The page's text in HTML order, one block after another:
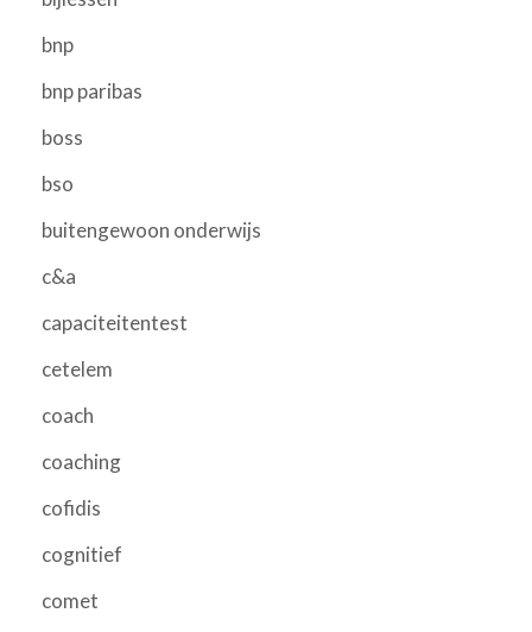
bnp
bnp paribas
boss
bso
buitengewoon onderwijs
c&a
capaciteitentest
cetelem
coach
coaching
cofidis
cognitief
comet